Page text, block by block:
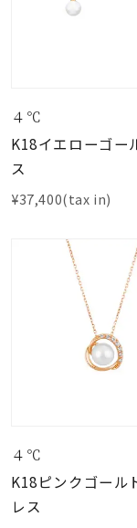
リングサイズ
在庫
４℃
K18イエローゴー
ス
¥37,400(tax in)
４℃
K18ピンクゴール
レス